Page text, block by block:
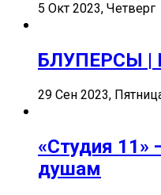
5 Окт 2023, Четверг
БЛУПЕРСЫ |
29 Сен 2023,
«Студия 11»
душам